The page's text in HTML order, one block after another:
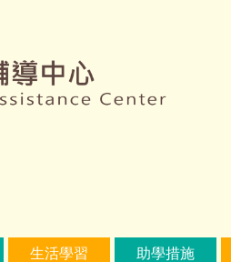
生活學習 助學措施